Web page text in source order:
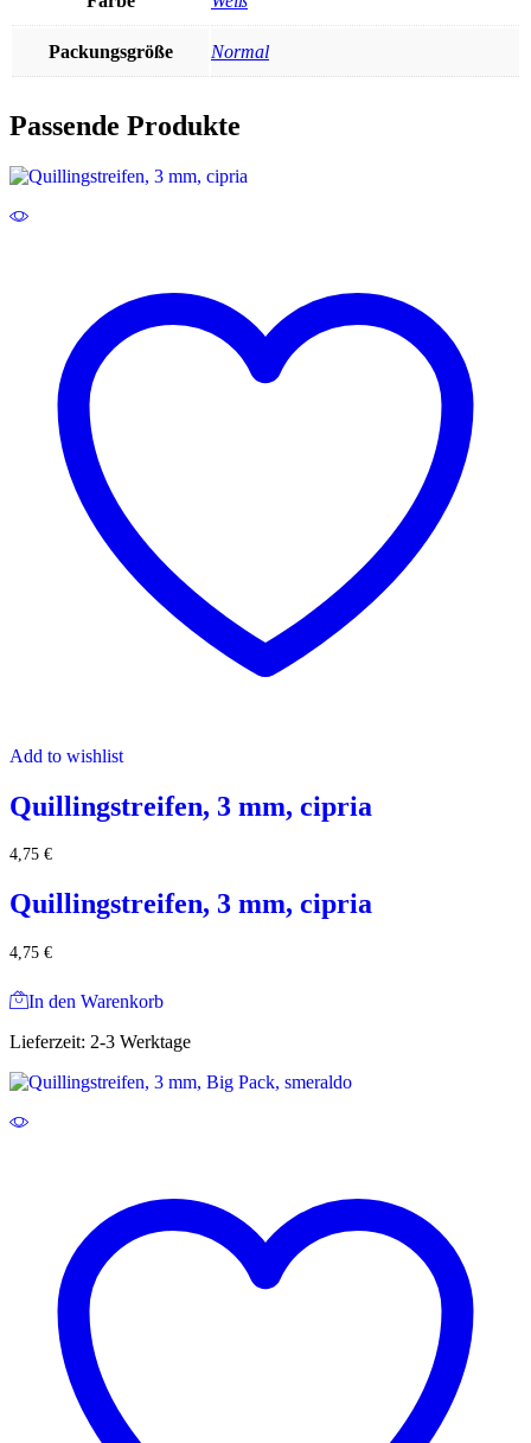
Packungsgröße Normal
Passende Produkte
Add to wishlist
Quillingstreifen, 3 mm, cipria
4,75 €
Quillingstreifen, 3 mm, cipria
4,75 €
In den Warenkorb
Lieferzeit: 2-3 Werktage